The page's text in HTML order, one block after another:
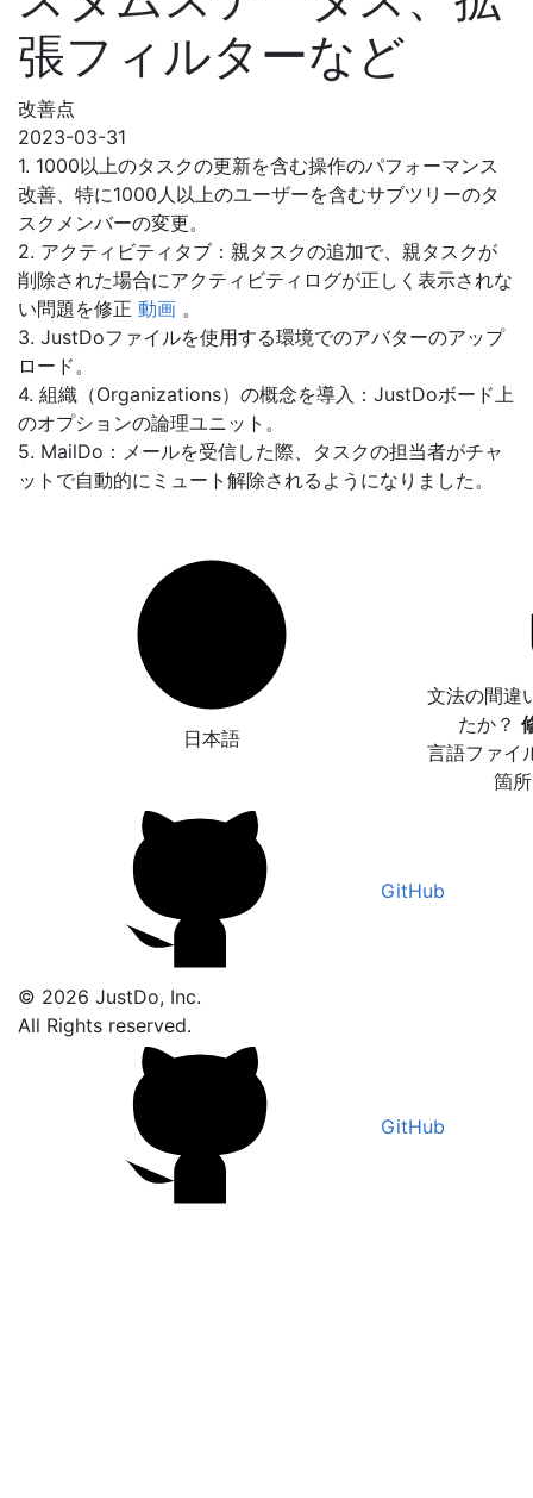
張フィルターなど
改善点
2023-03-31
1. 1000以上のタスクの更新を含む操作のパフォーマンス
改善、特に1000人以上のユーザーを含むサブツリーのタ
スクメンバーの変更。
2. アクティビティタブ：親タスクの追加で、親タスクが
削除された場合にアクティビティログが正しく表示されな
い問題を修正 動画 。
3. JustDoファイルを使用する環境でのアバターのアップ
ロード。
4. 組織（Organizations）の概念を導入：JustDoボード上
のオプションの論理ユニット。
5. MailDo：メールを受信した際、タスクの担当者がチャ
ットで自動的にミュート解除されるようになりました。
日本語
文法の間違
たか？
言語ファイ
箇
GitHub
© 2026 JustDo, Inc.
All Rights reserved.
GitHub